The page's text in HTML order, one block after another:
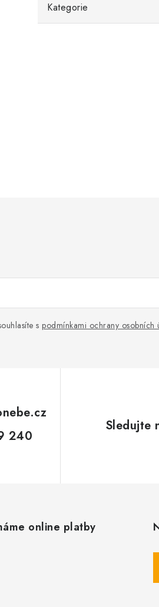
Kategorie
s podmínkami ochrany osobních
240
online platby